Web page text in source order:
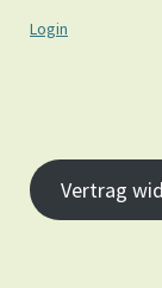
Login
Vertrag